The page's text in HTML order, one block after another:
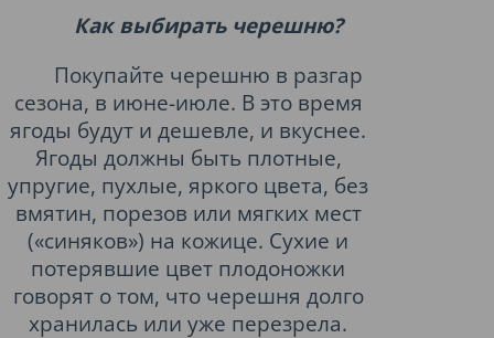
Как выбирать черешню?
Покупайте черешню в разгар
сезона, в июне-июле. В это время
ягоды будут и дешевле, и вкуснее.
Ягоды должны быть плотные,
упругие, пухлые, яркого цвета, без
вмятин, порезов или мягких мест
(«синяков») на кожице. Сухие и
потерявшие цвет плодоножки
говорят о том, что черешня долго
хранилась или уже перезрела.